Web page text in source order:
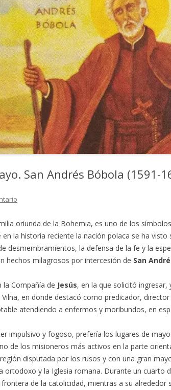
San Andrés Bóbola (1591-
oriunda de la Bohemia, es uno de los
en la historia reciente la nación polaca se ha
desmembramientos, la defensa de la fe y la
hechos milagrosos por intercesión de San
la Compañía de Jesús, en la que solicitó
en donde destacó como predicador,
atendiendo a enfermos y moribundos, en
impulsivo y fogoso, prefería los lugares de
de los misioneros más activos en la parte
disputada por los rusos y con una gran
ortodoxo y la Iglesia romana. Durante un cuarto
de la catolicidad, mientras a su alrededor